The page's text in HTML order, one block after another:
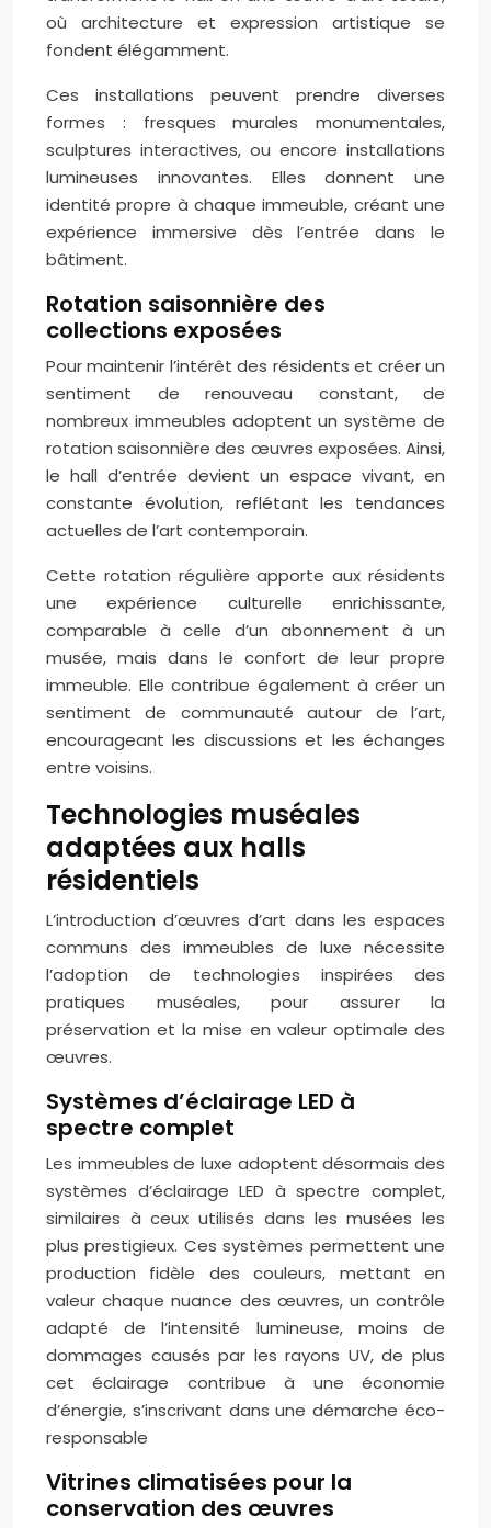
où architecture et expression artistique se
fondent élégamment.
Ces installations peuvent prendre diverses
formes : fresques murales monumentales,
sculptures interactives, ou encore installations
lumineuses innovantes. Elles donnent une
identité propre à chaque immeuble, créant une
expérience immersive dès l’entrée dans le
bâtiment.
Rotation saisonnière des
collections exposées
Pour maintenir l’intérêt des résidents et créer un
sentiment de renouveau constant, de
nombreux immeubles adoptent un système de
rotation saisonnière des œuvres exposées. Ainsi,
le hall d’entrée devient un espace vivant, en
constante évolution, reflétant les tendances
actuelles de l’art contemporain.
Cette rotation régulière apporte aux résidents
une expérience culturelle enrichissante,
comparable à celle d’un abonnement à un
musée, mais dans le confort de leur propre
immeuble. Elle contribue également à créer un
sentiment de communauté autour de l’art,
encourageant les discussions et les échanges
entre voisins.
Technologies muséales
adaptées aux halls
résidentiels
L’introduction d’œuvres d’art dans les espaces
communs des immeubles de luxe nécessite
l’adoption de technologies inspirées des
pratiques muséales, pour assurer la
préservation et la mise en valeur optimale des
œuvres.
Systèmes d’éclairage LED à
spectre complet
Les immeubles de luxe adoptent désormais des
systèmes d’éclairage LED à spectre complet,
similaires à ceux utilisés dans les musées les
plus prestigieux. Ces systèmes permettent une
production fidèle des couleurs, mettant en
valeur chaque nuance des œuvres, un contrôle
adapté de l’intensité lumineuse, moins de
dommages causés par les rayons UV, de plus
cet éclairage contribue à une économie
d’énergie, s’inscrivant dans une démarche éco-
responsable
Vitrines climatisées pour la
conservation des œuvres